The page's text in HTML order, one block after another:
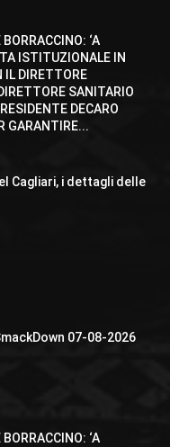
BORRACCINO: ‘A
ISTITUZIONALE IN
IL DIRETTORE
SANITARIO
DECARO
GARANTIRE...
Cagliari, i dettagli delle
07-08-2026
BORRACCINO: ‘A